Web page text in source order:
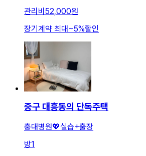
관리비 52,000원
장기계약 최대 ~5%할인
중구 대흥동의 단독주택
충대병원💖실습+출장
방1